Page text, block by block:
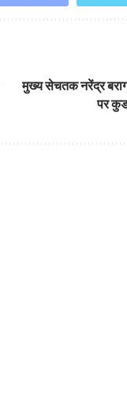
मुख्य सेचतक नरेंद्र
पर